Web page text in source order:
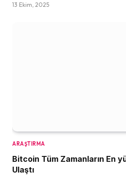
13 Ekim, 2025
ARAŞTIRMA
Bitcoin Tüm Zamanların En
Ulaştı